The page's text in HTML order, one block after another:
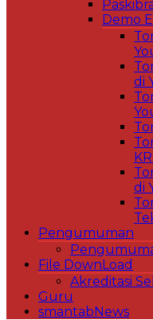
Demo
di
di
Pengumuman
File DownLoad
Akreditasi
Guru
smantabNews